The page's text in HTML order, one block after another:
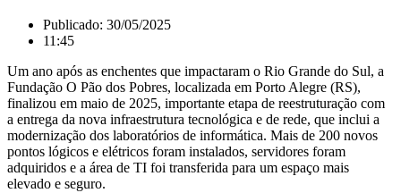
Publicado: 30/05/2025
11:45
Um ano após as enchentes que impactaram o Rio Grande do Sul, a
Fundação O Pão dos Pobres, localizada em Porto Alegre (RS),
finalizou em maio de 2025, importante etapa de reestruturação com
a entrega da nova infraestrutura tecnológica e de rede, que inclui a
modernização dos laboratórios de informática. Mais de 200 novos
pontos lógicos e elétricos foram instalados, servidores foram
adquiridos e a área de TI foi transferida para um espaço mais
elevado e seguro.